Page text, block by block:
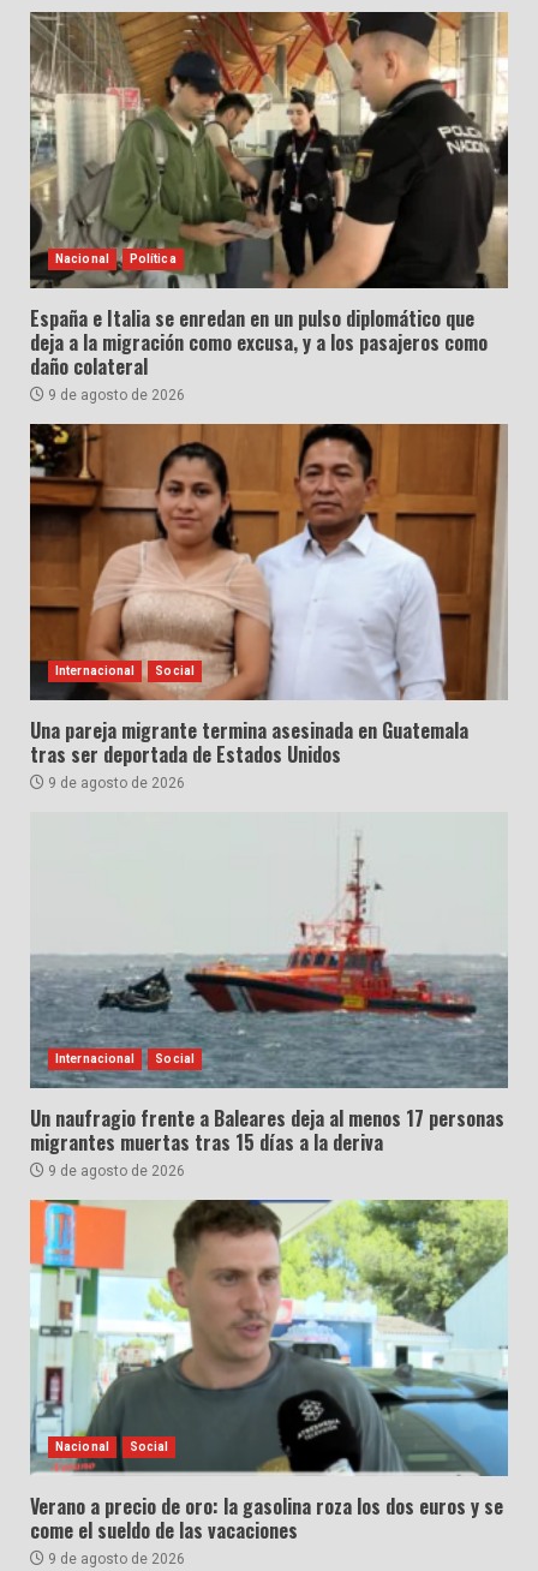
Nacional Política
España e Italia se enredan en un pulso diplomático que
deja a la migración como excusa, y a los pasajeros como
daño colateral
9 de agosto de 2026
Internacional Social
Una pareja migrante termina asesinada en Guatemala
tras ser deportada de Estados Unidos
9 de agosto de 2026
Internacional Social
Un naufragio frente a Baleares deja al menos 17 personas
migrantes muertas tras 15 días a la deriva
9 de agosto de 2026
Nacional Social
Verano a precio de oro: la gasolina roza los dos euros y se
come el sueldo de las vacaciones
9 de agosto de 2026